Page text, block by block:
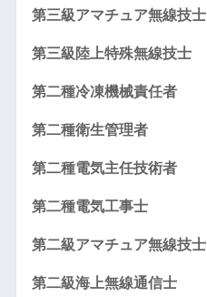
第三級アマチュア無線技士
第三級陸上特殊無線技士
第二種冷凍機械責任者
第二種衛生管理者
第二種電気主任技術者
第二種電気工事士
第二級アマチュア無線技士
第二級海上無線通信士